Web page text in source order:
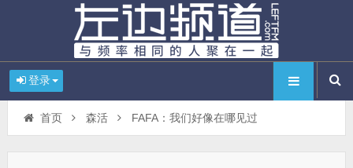
登录
首页 森活 FAFA：我们好像在哪见过